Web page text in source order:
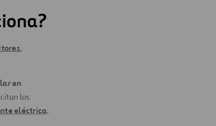
,
en
los
eléctrica.